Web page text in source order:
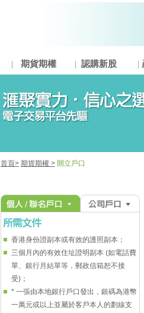
期貨期權 認購新股
首頁> 期貨期權 > 開立戶口
香港身份證副本或有效的護照副本；
三個月內的有效住址證明副本 (如電話費
單、銀行月結單等，郵政信箱恕不接
受)；
* 一張由本地銀行戶口發出，銀碼為港幣
一萬元或以上並屬於客戶本人的劃線支